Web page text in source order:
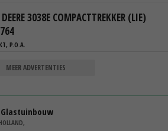
3038E COMPACTTREKKER (LIE)
P.O.A.
MEER ADVERTENTIES